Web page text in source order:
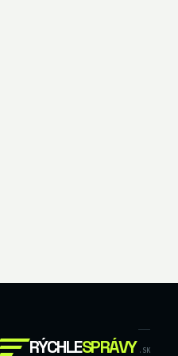
RÝCHLESPRÁVY .SK